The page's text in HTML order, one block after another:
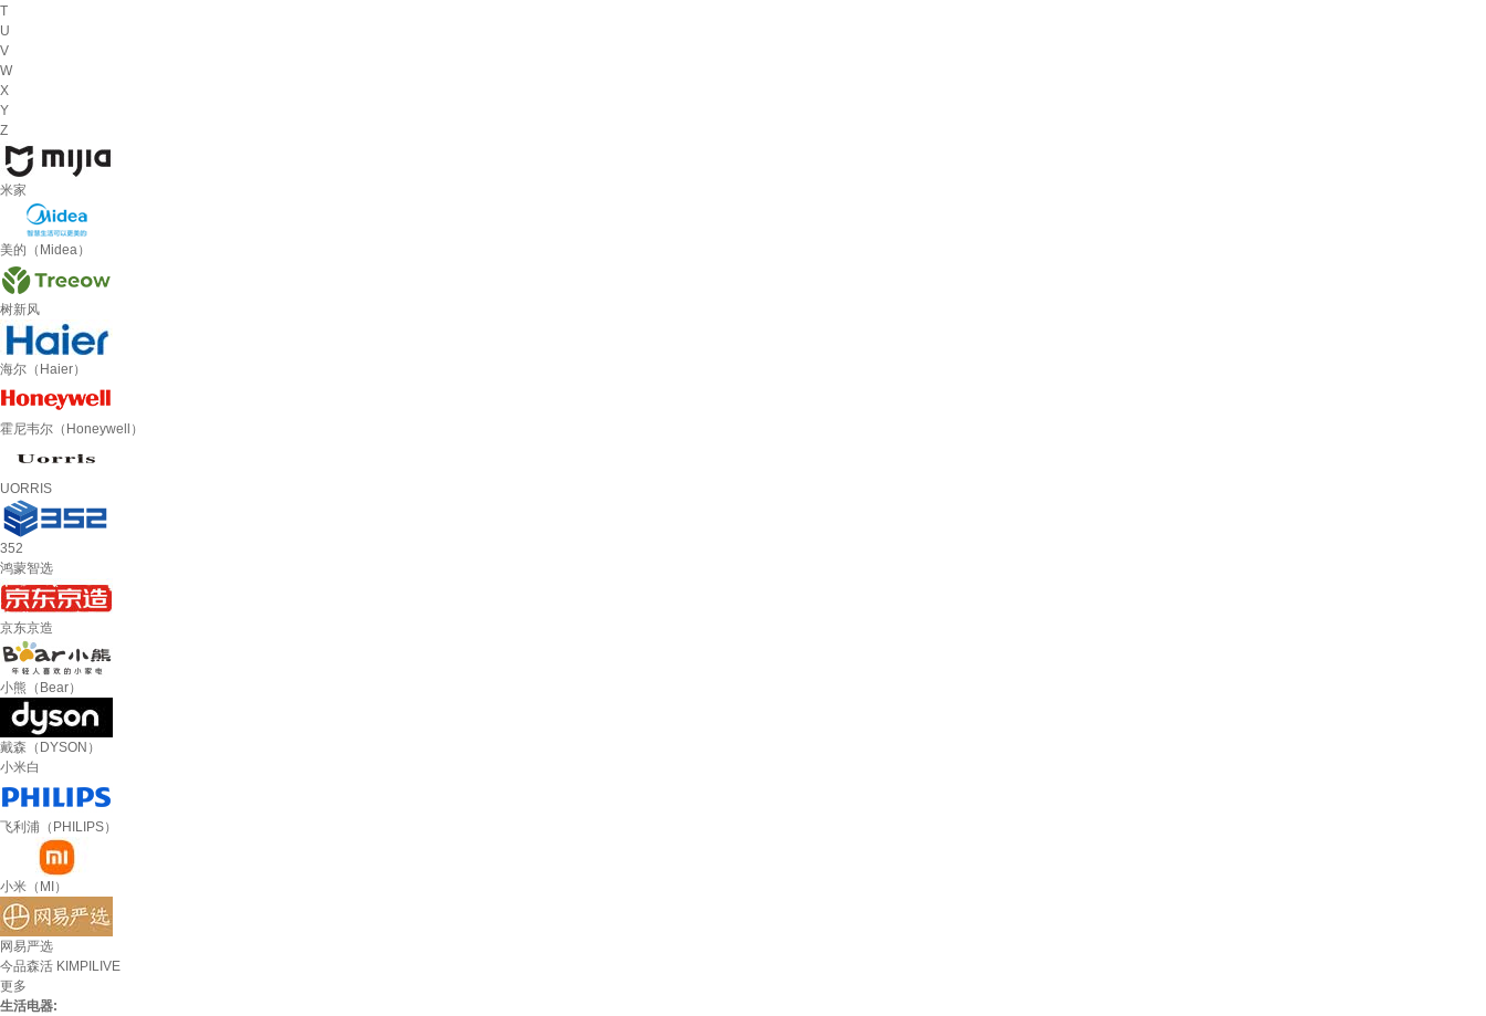
T
U
V
W
X
Y
Z
米家
美的（Midea）
树新风
海尔（Haier）
霍尼韦尔（Honeywell）
UORRIS
352
鸿蒙智选
京东京造
小熊（Bear）
戴森（DYSON）
小米白
飞利浦（PHILIPS）
小米（MI）
网易严选
今品森活 KIMPILIVE
更多
生活电器: